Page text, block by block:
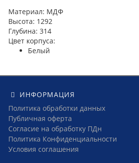
Материал: МДФ
Высота: 1292
Глубина: 314
Цвет корпуса:
Белый
ИНФОРМАЦИЯ
Политика обработки данных
Публичная оферта
Согласие на обработку ПДн
Политика Конфиденциальности
Условия соглашения